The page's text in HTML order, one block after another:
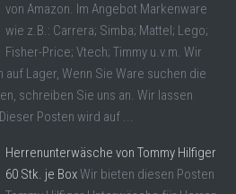
von Amazon. Im Angebot Markenware
wie z.B.: Carrera; Simba; Mattel; Lego;
Fisher-Price; Vtech; Timmy u.v.m. Wir
Lager, Wenn Sie Ware suchen die
schreiben Sie uns an. Wir lassen
Posten wird auf ...
Herrenunterwäsche von Tommy Hilfiger
60 Stk. je BoxWir bieten diesen Posten